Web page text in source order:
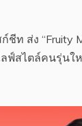
ชีท ส่ง “Fruity
ลฟ์สไตล์คนรุ่นใ